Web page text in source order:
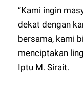
“Kami ingin
dekat dengan
bersama, kami
menciptakan
Iptu M. Sirait.